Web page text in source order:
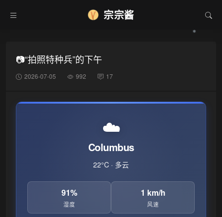
宗宗酱
📷“拍照特种兵”的下午
2026-07-05 992 17
☁️
Columbus
22°C · 多云
91%
湿度
1 km/h
风速